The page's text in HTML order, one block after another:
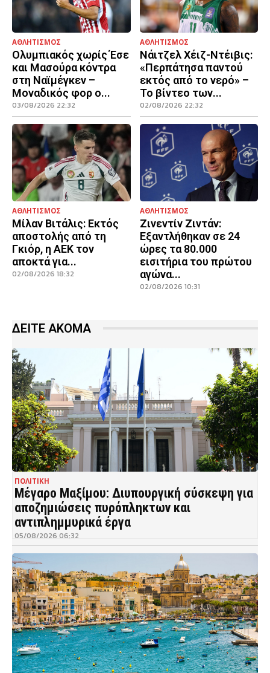
ΑΘΛΗΤΙΣΜΟΣ
Ολυμπιακός χωρίς Έσε
και Μασούρα κόντρα
στη Ναϊμέγκεν –
Μοναδικός φορ ο...
03/08/2026 22:32
ΑΘΛΗΤΙΣΜΟΣ
Νάιτζελ Χέιζ-Ντέιβις:
«Περπάτησα παντού
εκτός από το νερό» –
Το βίντεο των...
02/08/2026 22:32
ΑΘΛΗΤΙΣΜΟΣ
Μίλαν Βιτάλις: Εκτός
αποστολής από τη
Γκιόρ, η ΑΕΚ τον
αποκτά για...
02/08/2026 18:32
ΑΘΛΗΤΙΣΜΟΣ
Ζινεντίν Ζιντάν:
Εξαντλήθηκαν σε 24
ώρες τα 80.000
εισιτήρια του πρώτου
αγώνα...
02/08/2026 10:31
ΔΕΙΤΕ ΑΚΟΜΑ
ΠΟΛΙΤΙΚΗ
Μέγαρο Μαξίμου: Διυπουργική σύσκεψη για
αποζημιώσεις πυρόπληκτων και
αντιπλημμυρικά έργα
05/08/2026 06:32